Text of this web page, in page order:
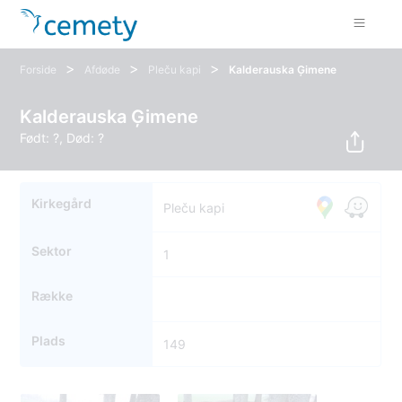
Forside > Afdøde > Pleču kapi > Kalderauska Ģimene
Kalderauska Ģimene
Født: ?, Død: ?
Kirkegård Pleču kapi
Sektor 1
Række
Plads 149